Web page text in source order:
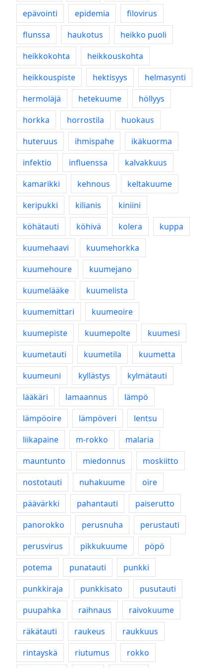
epävointi
epidemia
filovirus
flunssa
haukotus
heikko puoli
heikkokohta
heikkouskohta
heikkouspiste
hektisyys
helmasynti
hermoläjä
hetekuume
höllyys
horkka
horrostila
huokaus
huteruus
ihmispahe
ikäkuorma
infektio
influenssa
kalvakkuus
kamarikki
kehnous
keltakuume
keripukki
kilianis
kiniini
köhätauti
köhivä kolera
kuppa
kuumehaavi
kuumehorkka
kuumehoure
kuumejano
kuumelääke
kuumelista
kuumemittari
kuumeoire
kuumepiste
kuumepolte
kuumesi
kuumetauti
kuumetila
kuumetta
kuumeuni
kyllästys
kylmätauti
lääkäri
lamaannus
lämpö
lämpöoire
lämpöveri
lentsu
liikapaine
m-rokko
malaria
mauntunto
miedonnus
moskiitto
nostotauti
nuhakuume
oire
päävärkki
pahantauti
paiserutto
panorokko
perusnuha
perustauti
perusvirus
pikkukuume
pöpö
potema
punatauti
punkki
punkkiraja
punkkisato
pusutauti
puupahka
raihnaus
raivokuume
räkätauti
raukeus
raukkuus
rintayskä
riutumus
rokko